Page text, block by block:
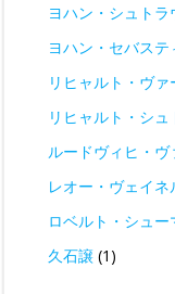
ヨハン・シュトラ
ヨハン・セバス
リヒャルト・ヴァ
リヒャルト・シュ
ルードヴィヒ・
レオー・ヴェイネ
ロベルト・シュー
久石譲 (1)